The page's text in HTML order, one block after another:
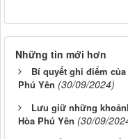
Những tin mới hơn
Bí quyết ghi điểm
Phú Yên (30/09/2024)
Lưu giữ những
Hòa Phú Yên (30/09/